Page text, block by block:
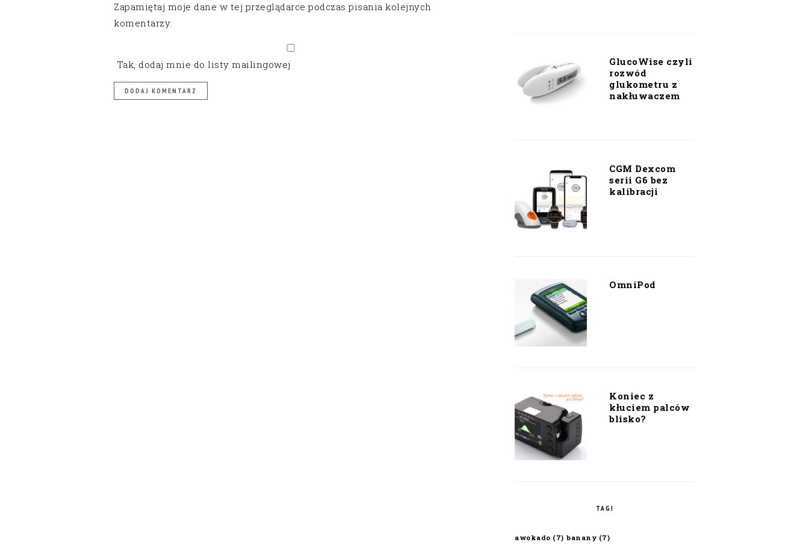
Zapamiętaj moje dane w tej przeglądarce podczas pisania kolejnych
komentarzy.
Tak, dodaj mnie do listy mailingowej
GlucoWise czyli
rozwód
glukometru z
nakłuwaczem
CGM Dexcom
serii G6 bez
kalibracji
OmniPod
Koniec z
kłuciem palców
blisko?
TAGI
awokado (7) banany (7)